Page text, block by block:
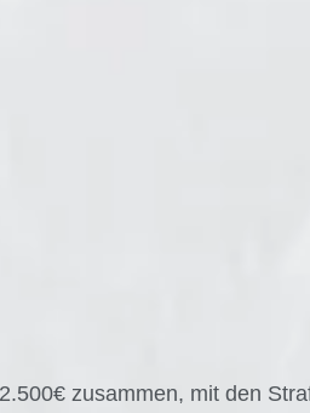
zusammen, mit den